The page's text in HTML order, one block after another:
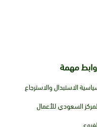
مهمة
الاستبدال والاسترجاع
السعودي للأعمال